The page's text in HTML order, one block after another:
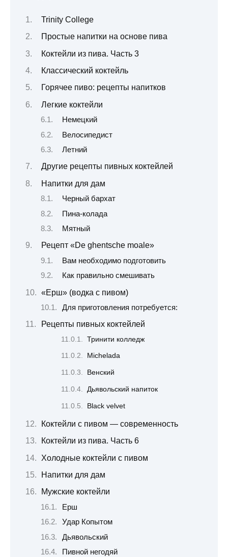
Trinity College
Простые напитки на основе пива
Коктейли из пива. Часть 3
Классический коктейль
Горячее пиво: рецепты напитков
Легкие коктейли
Немецкий
Велосипедист
Летний
Другие рецепты пивных коктейлей
Напитки для дам
Черный бархат
Пина-колада
Мятный
Рецепт «De ghentsche moale»
Вам необходимо подготовить
Как правильно смешивать
«Ерш» (водка с пивом)
Для приготовления потребуется:
Рецепты пивных коктейлей
Тринити колледж
Michelada
Венский
Дьявольский напиток
Black velvet
Коктейли с пивом — современность
Коктейли из пива. Часть 6
Холодные коктейли с пивом
Напитки для дам
Мужские коктейли
Ерш
Удар Копытом
Дьявольский
Пивной негодяй